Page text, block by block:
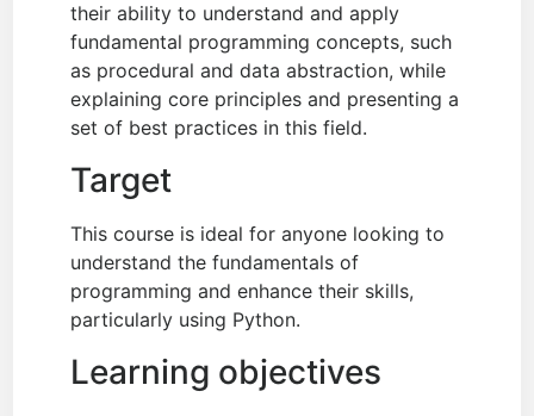
their ability to understand and apply
fundamental programming concepts, such
as procedural and data abstraction, while
explaining core principles and presenting a
set of best practices in this field.
Target
This course is ideal for anyone looking to
understand the fundamentals of
programming and enhance their skills,
particularly using Python.
Learning objectives